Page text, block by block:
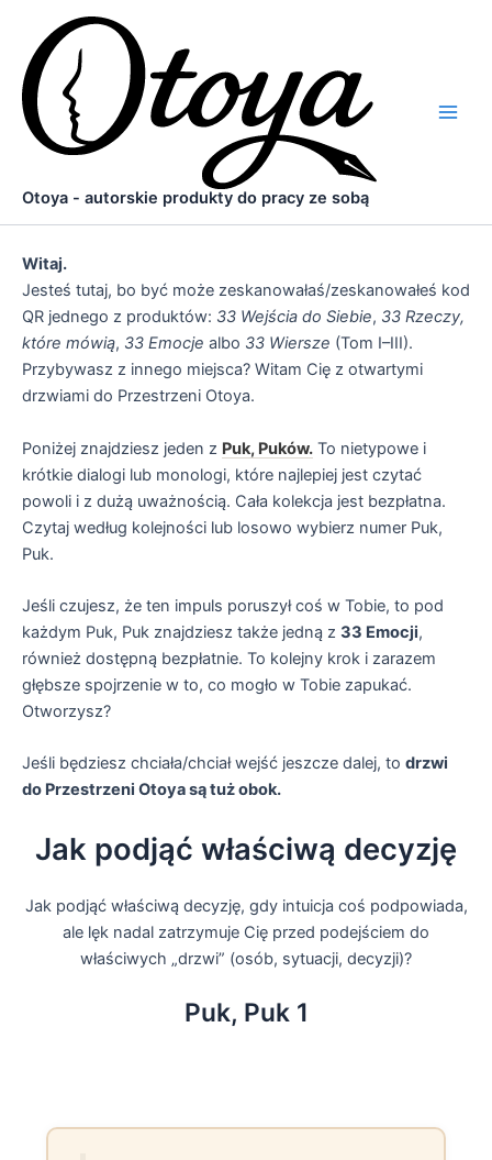
treści
Otoya - autorskie produkty do pracy ze sobą
Witaj.
Jesteś tutaj, bo być może zeskanowałaś/zeskanowałeś kod
QR jednego z produktów: 33 Wejścia do Siebie, 33 Rzeczy,
które mówią, 33 Emocje albo 33 Wiersze (Tom I–III).
Przybywasz z innego miejsca? Witam Cię z otwartymi
drzwiami do Przestrzeni Otoya.
Poniżej znajdziesz jeden z Puk, Puków. To nietypowe i
krótkie dialogi lub monologi, które najlepiej jest czytać
powoli i z dużą uważnością. Cała kolekcja jest bezpłatna.
Czytaj według kolejności lub losowo wybierz numer Puk,
Puk.
Jeśli czujesz, że ten impuls poruszył coś w Tobie, to pod
każdym Puk, Puk znajdziesz także jedną z 33 Emocji,
również dostępną bezpłatnie. To kolejny krok i zarazem
głębsze spojrzenie w to, co mogło w Tobie zapukać.
Otworzysz?
Jeśli będziesz chciała/chciał wejść jeszcze dalej, to drzwi
do Przestrzeni Otoya są tuż obok.
Jak podjąć właściwą decyzję
Jak podjąć właściwą decyzję, gdy intuicja coś podpowiada,
ale lęk nadal zatrzymuje Cię przed podejściem do
właściwych „drzwi” (osób, sytuacji, decyzji)?
Puk, Puk 1